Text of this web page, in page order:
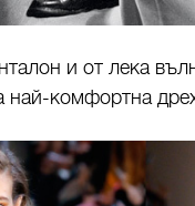
и от лека
най-комфортна